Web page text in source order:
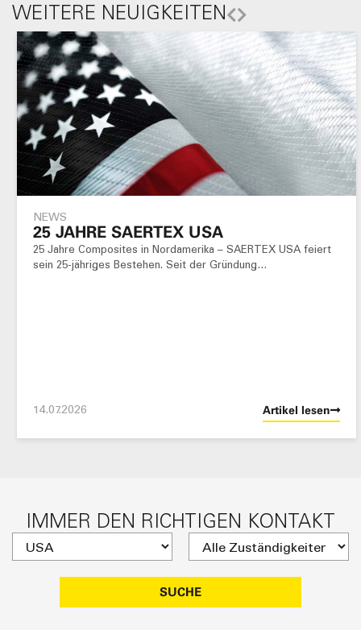
WEITERE NEUIGKEITEN
NEWS
25 JAHRE SAERTEX USA
25 Jahre Composites in Nordamerika – SAERTEX USA feiert
sein 25-jähriges Bestehen. Seit der Gründung…
14.07.2026 Artikel lesen
IMMER DEN RICHTIGEN KONTAKT
SUCHE